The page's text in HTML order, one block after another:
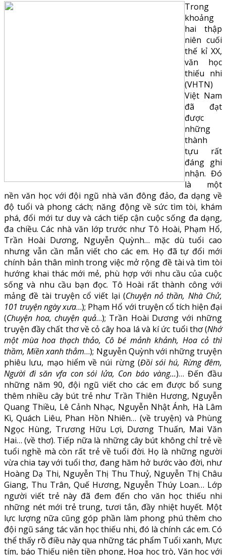
Trong
khoảng
hai thập
niên cuối
thế kỉ XX,
văn học
thiếu nhi
(VHTN)
Việt Nam
đã đạt
được
những
thành
tựu rất
đáng ghi
nhận. Đó
là một
nền văn học với đội ngũ nhà văn đông đảo, đa dạng về
độ tuổi và phong cách; năng động về sức tìm tòi, khám
phá, đổi mới tư duy và cách tiếp cận cuộc sống đa dạng,
đa chiều. Các nhà văn lớp trước như Tô Hoài, Phạm Hổ,
Trần Hoài Dương, Nguyễn Quỳnh… mặc dù tuổi cao
nhưng vẫn cần mẫn viết cho các em. Họ đã tự đổi mới
chính bản thân mình trong việc mở rộng đề tài và tìm tòi
hướng khai thác mới mẻ, phù hợp với nhu cầu của cuộc
sống và nhu cầu bạn đọc. Tô Hoài rất thành công với
mảng đề tài truyện cổ viết lại (Chuyện nỏ thần, Nhà Chử,
101 truyện ngày xưa…); Phạm Hổ với truyện cổ tích hiện đại
(Chuyện hoa, chuyện quả…); Trần Hoài Dương với những
truyện đầy chất thơ về cỏ cây hoa lá và kí ức tuổi thơ (Nhớ
một mùa hoa thạch thảo, Cô bé mảnh khảnh, Hoa cỏ thì
thầm, Miền xanh thẳm…); Nguyễn Quỳnh với những truyện
phiêu lưu, mạo hiểm về núi rừng (Đồi sói hú, Rừng đêm,
Người đi săn vfa con sói lửa, Con báo vàng…)… Đến đầu
những năm 90, đội ngũ viết cho các em được bổ sung
thêm nhiều cây bút trẻ như Trần Thiên Hương, Nguyễn
Quang Thiều, Lê Cảnh Nhạc, Nguyễn Nhật Ánh, Hà Lâm
Kì, Quách Liêu, Phan Hồn Nhiên… (về truyện) và Phùng
Ngọc Hùng, Trương Hữu Lợi, Dương Thuấn, Mai Văn
Hai… (về thơ). Tiếp nữa là những cây bút không chỉ trẻ về
tuổi nghề mà còn rất trẻ về tuổi đời. Họ là những người
vừa chia tay với tuổi thơ, đang hăm hở bước vào đời, như
Hoàng Dạ Thi, Nguyễn Thị Thu Thuỷ, Nguyễn Thị Châu
Giang, Thu Trân, Quế Hương, Nguyễn Thúy Loan… Lớp
người viết trẻ này đã đem đến cho văn học thiếu nhi
những nét mới trẻ trung, tươi tắn, đầy nhiệt huyết. Một
lực lượng nữa cũng góp phần làm phong phú thêm cho
đội ngũ sáng tác văn học thiếu nhi, đó là chính các em. Có
thể thấy rõ điều này qua những tác phẩm Tuổi xanh, Mực
tím, báo Thiếu niên tiền phong, Hoa học trò, Văn học với